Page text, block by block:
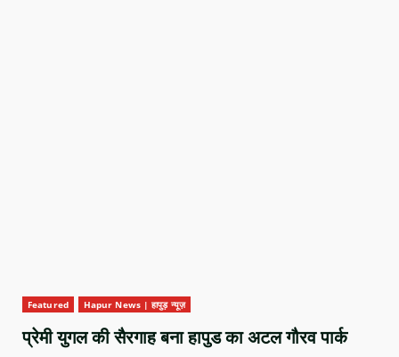
Featured Hapur News | हापुड़ न्यूज़
प्रेमी युगल की सैरगाह बना हापुड का अटल गौरव पार्क